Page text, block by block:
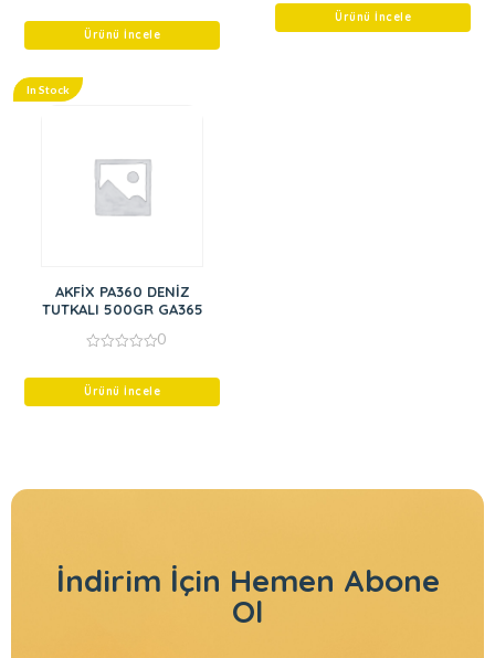
of
Ürünü İncele
of
Ürünü İncele
In Stock
AKFİX PA360 DENİZ
TUTKALI 500GR GA365
of
0
Ürünü İncele
İndirim İçin Hemen Abone
Ol